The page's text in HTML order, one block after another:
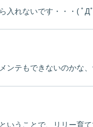
入れないです・・・( ﾟД
ンテもできないのかな
いうことで、リリー育